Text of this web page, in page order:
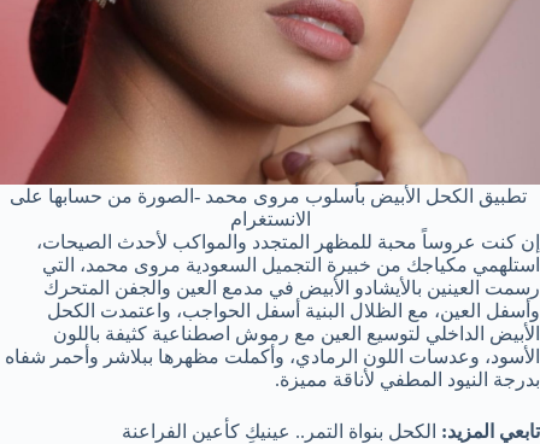
تطبيق الكحل الأبيض بأسلوب مروى محمد -الصورة من حسابها على
الانستغرام
إن كنت عروساً محبة للمظهر المتجدد والمواكب لأحدث الصيحات،
استلهمي مكياجك من خبيرة التجميل السعودية مروى محمد، التي
رسمت العينين بالأيشادو الأبيض في مدمع العين والجفن المتحرك
وأسفل العين، مع الظلال البنية أسفل الحواجب، واعتمدت الكحل
الأبيض الداخلي لتوسيع العين مع رموش اصطناعية كثيفة باللون
الأسود، وعدسات اللون الرمادي، وأكملت مظهرها ببلاشر وأحمر شفاه
بدرجة النيود المطفي لأناقة مميزة.
تابعي المزيد: الكحل بنواة التمر.. عينيكِ كأعين الفراعنة